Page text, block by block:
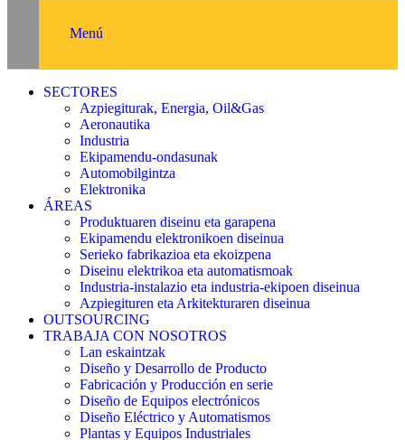
Menú
SECTORES
Azpiegiturak, Energia, Oil&Gas
Aeronautika
Industria
Ekipamendu-ondasunak
Automobilgintza
Elektronika
ÁREAS
Produktuaren diseinu eta garapena
Ekipamendu elektronikoen diseinua
Serieko fabrikazioa eta ekoizpena
Diseinu elektrikoa eta automatismoak
Industria-instalazio eta industria-ekipoen diseinua
Azpiegituren eta Arkitekturaren diseinua
OUTSOURCING
TRABAJA CON NOSOTROS
Lan eskaintzak
Diseño y Desarrollo de Producto
Fabricación y Producción en serie
Diseño de Equipos electrónicos
Diseño Eléctrico y Automatismos
Plantas y Equipos Industriales